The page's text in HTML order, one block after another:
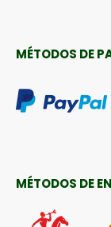
MÉTODOS DE
MÉTODOS DE